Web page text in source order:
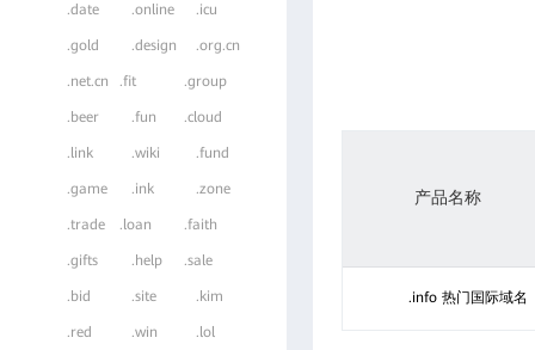
.date .online .icu
.gold .design .org.cn
.net.cn .fit .group
.beer .fun .cloud
.link .wiki .fund
.game .ink .zone
.trade .loan .faith
.gifts .help .sale
.bid .site .kim
.red .win .lol
产品名称
.info 热门国际域名